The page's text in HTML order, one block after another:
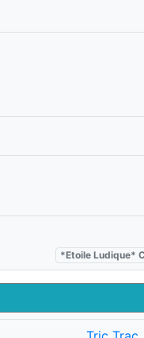
*Etoile Ludique*